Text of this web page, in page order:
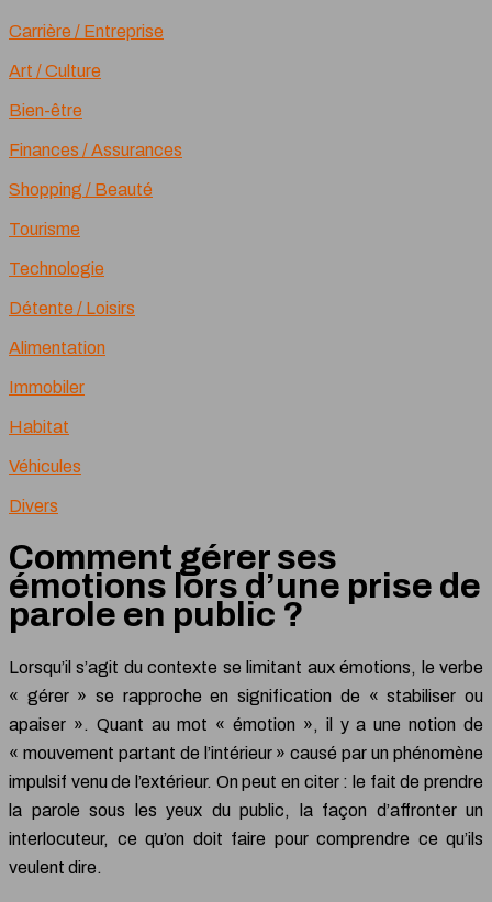
Carrière / Entreprise
Art / Culture
Bien-être
Finances / Assurances
Shopping / Beauté
Tourisme
Technologie
Détente / Loisirs
Alimentation
Immobiler
Habitat
Véhicules
Divers
Comment gérer ses
émotions lors d’une prise de
parole en public ?
Lorsqu’il s’agit du contexte se limitant aux émotions, le verbe
« gérer » se rapproche en signification de « stabiliser ou
apaiser ». Quant au mot « émotion », il y a une notion de
« mouvement partant de l’intérieur » causé par un phénomène
impulsif venu de l’extérieur. On peut en citer : le fait de prendre
la parole sous les yeux du public, la façon d’affronter un
interlocuteur, ce qu’on doit faire pour comprendre ce qu’ils
veulent dire.